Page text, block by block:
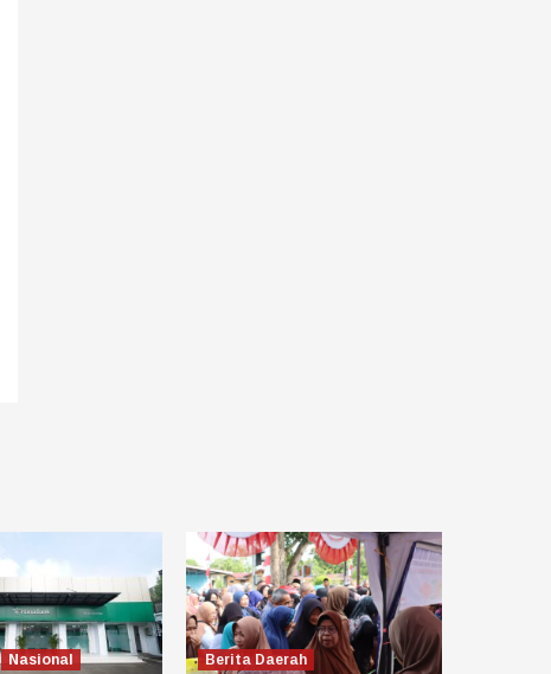
Nasional Berita Daerah